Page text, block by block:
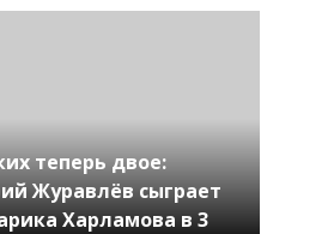
теперь двое:
Журавлёв сыграет
Харламова в 3